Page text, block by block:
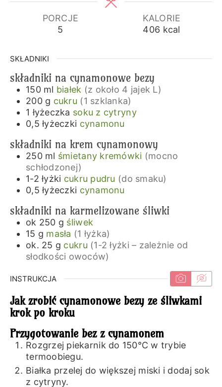
PORCJE
5
KALORIE
406 kcal
SKŁADNIKI
składniki na cynamonowe bezy
150 ml białek (z około 4 jajek L)
200 g cukru (1 szklanka)
1 łyżeczka soku z cytryny
0,5 łyżeczki cynamonu
składniki na krem cynamonowy
250 ml śmietany kremówki (mocno
schłodzonej)
1-2 łyżki cukru pudru (do smaku)
0,5 łyżeczki cynamonu
składniki na karmelizowane śliwki
ok 250 g śliwek
15 g masła (1 łyżka)
ok. 25 g cukru (1-2 łyżki – zależnie od
słodkości owoców)
INSTRUKCJA
Jak zrobić cynamonowe bezy ze śliwkami
krok po kroku
Przygotowanie bez z cynamonem
Rozgrzej piekarnik do 150℃ w trybie
termoobiegu.
Białka przelej do większej miski i dodaj sok
z cytryny.